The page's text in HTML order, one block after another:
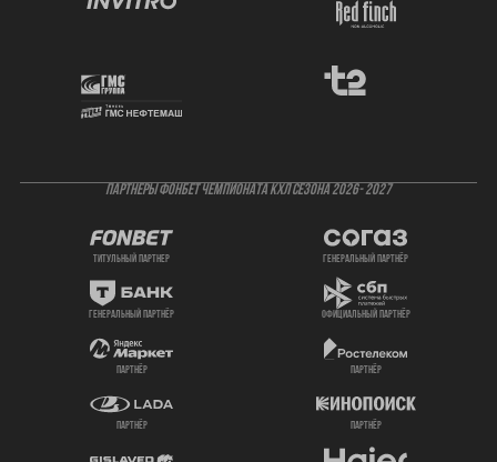
ПАРТНЕРЫ ФОНБЕТ ЧЕМПИОНАТА КХЛ СЕЗОНА 2026- 2027
титульный партнер генеральный партнёр
генеральный партнёр официальный партнёр
партнёр партнёр
партнёр партнёр